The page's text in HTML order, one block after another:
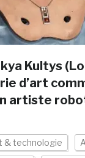
Kultys
d’art
artiste
& technologie